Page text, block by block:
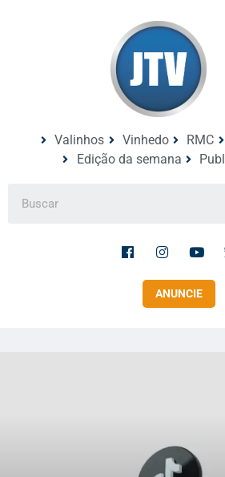
Valinhos Vinhedo RMC
Edição da semana
ANUNCIE